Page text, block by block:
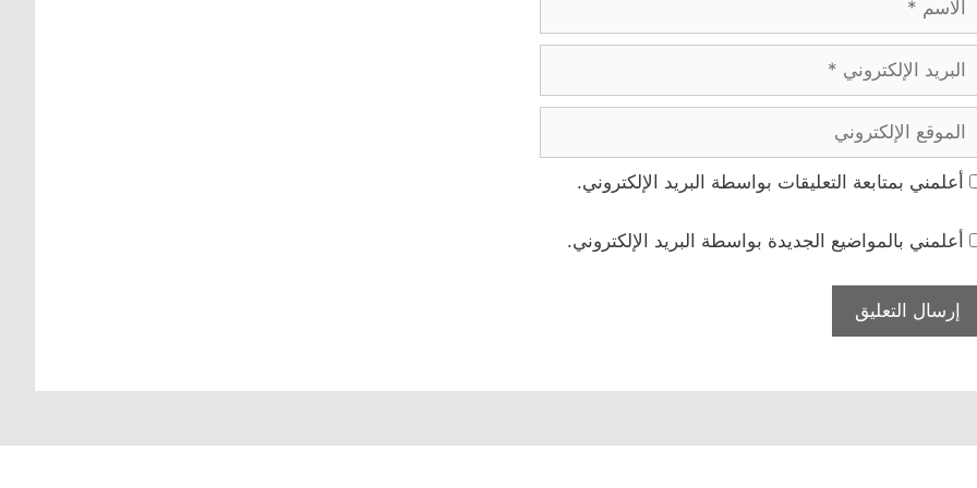
البريد
الإلكتروني
الموقع
الإلكتروني
أعلمني بمتابعة التعليقات بواسطة البريد الإلكتروني.
أعلمني بالمواضيع الجديدة بواسطة البريد الإلكتروني.